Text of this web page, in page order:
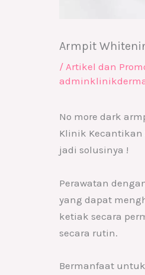
Armpit
/ Artikel dan
No more dark
Klinik Kecantikan
jadi solusinya !
Perawatan
yang dapat
ketiak secara
secara rutin.
Bermanfaat